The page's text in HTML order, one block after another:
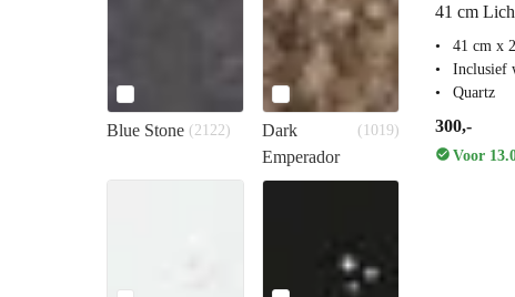
Blue Stone (2122)
Dark
Emperador
(1019)
41 cm
41 cm x
Inclusief
Quartz
300,-
Voor